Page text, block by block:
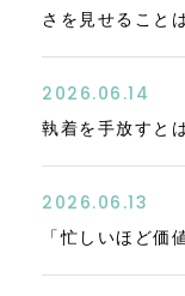
さを見せること
2026.06.14
執着を手放すと
2026.06.13
「忙しいほど価